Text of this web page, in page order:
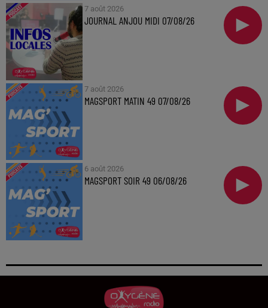
7 août 2026
JOURNAL ANJOU MIDI 07/08/26
7 août 2026
MAGSPORT MATIN 49 07/08/26
6 août 2026
MAGSPORT SOIR 49 06/08/26